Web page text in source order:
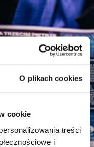
O plikach cookies
cookie
treści
i